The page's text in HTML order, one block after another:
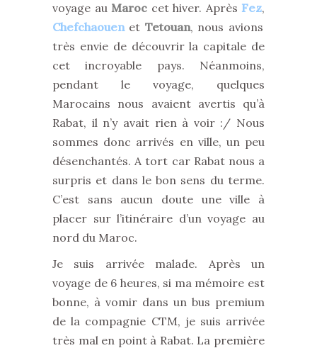
voyage au Maroc cet hiver. Après Fez,
Chefchaouenet Tetouan, nous avions
très envie de découvrir la capitale de
cet incroyable pays. Néanmoins,
pendant le voyage, quelques
Marocains nous avaient avertis qu’à
Rabat, il n’y avait rien à voir :/ Nous
sommes donc arrivés en ville, un peu
désenchantés. A tort car Rabat nous a
surpris et dans le bon sens du terme.
C’est sans aucun doute une ville à
placer sur l’itinéraire d’un voyage au
nord du Maroc.
Je suis arrivée malade. Après un
voyage de 6 heures, si ma mémoire est
bonne, à vomir dans un bus premium
de la compagnie CTM, je suis arrivée
très mal en point à Rabat. La première